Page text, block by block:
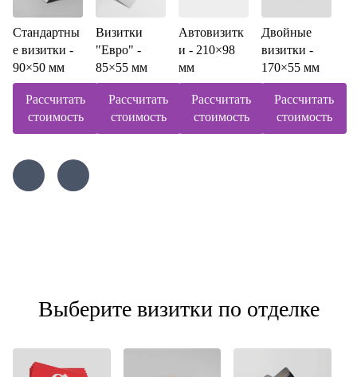
Стандартны
е визитки -
90×50 мм
Рассчитать
стоимость
Визитки
"Евро" -
85×55 мм
Рассчитать
стоимость
Автовизитк
и - 210×98
мм
Рассчитать
стоимость
Двойные
визитки -
170×55 мм
Рассчитать
стоимость
Выберите визитки по отделке